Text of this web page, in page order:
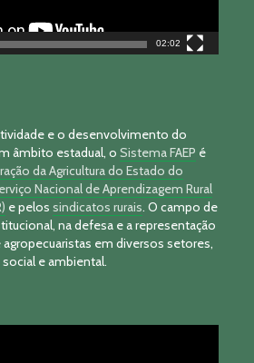
02:02
e o desenvolvimento do
âmbito estadual, o Sistema FAEP é
da Agricultura do Estado do
Nacional de Aprendizagem Rural
e pelos sindicatos rurais. O campo de
na defesa e a representação
em diversos setores,
e ambiental.